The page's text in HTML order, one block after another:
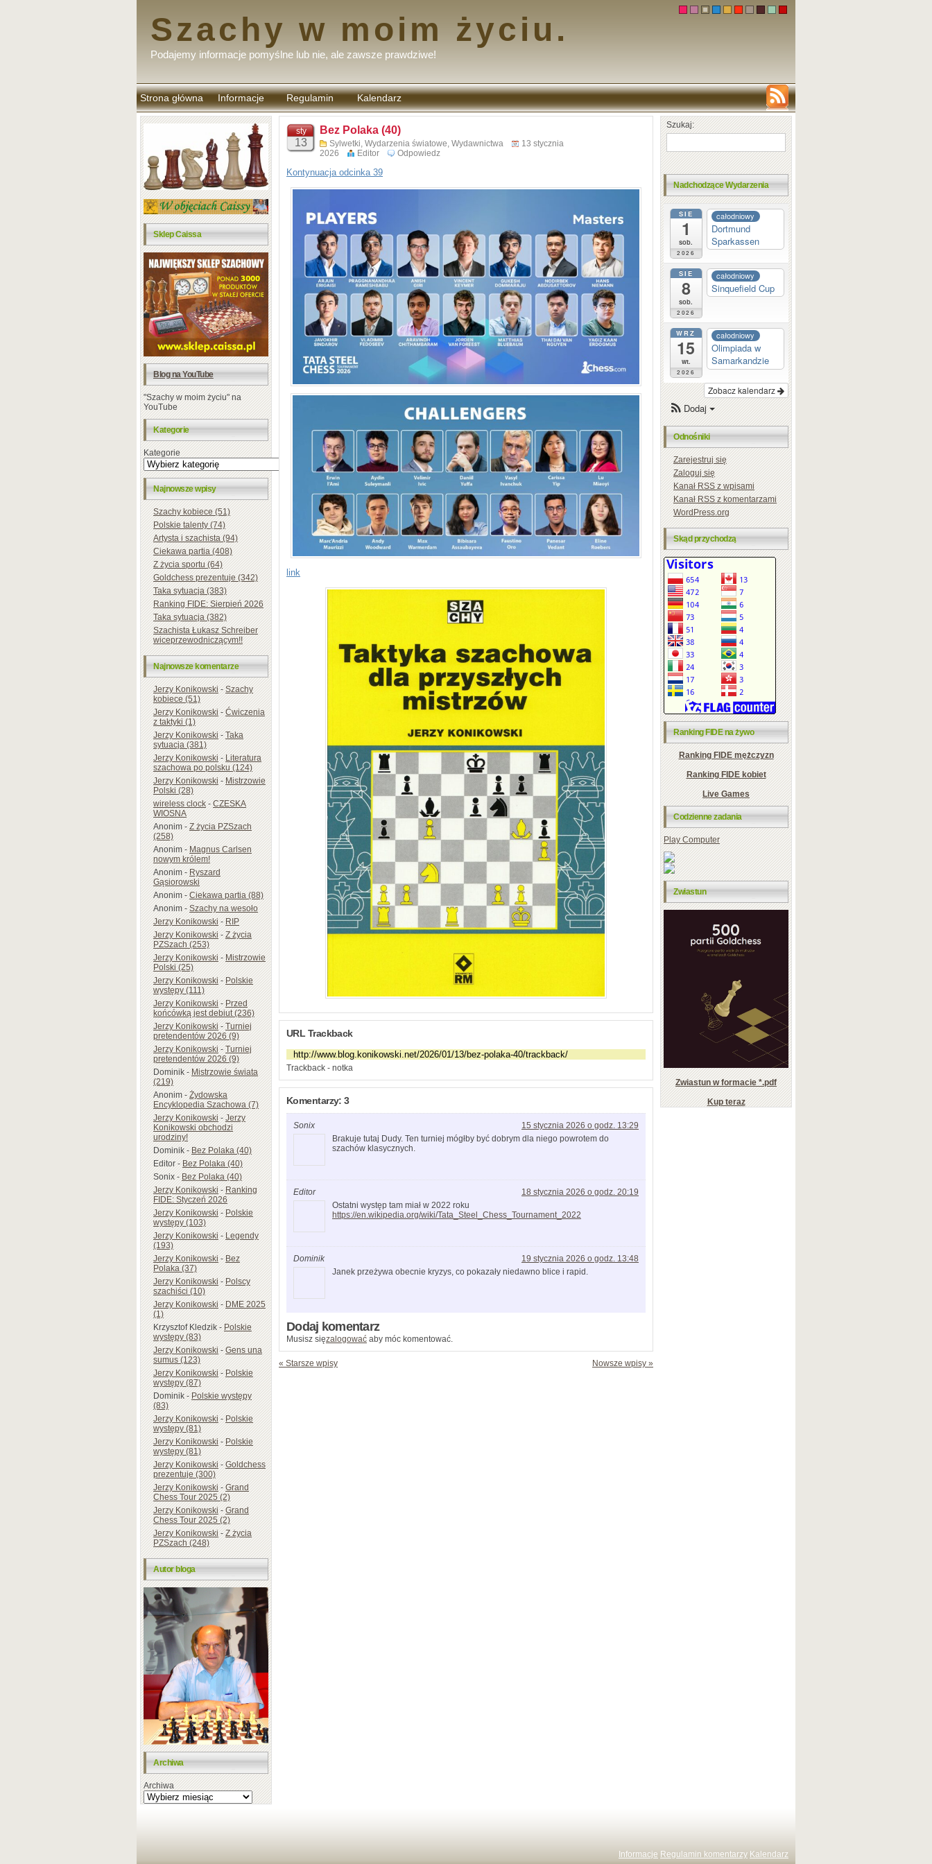
Szachy w moim życiu.
Podajemy informacje pomyślne lub nie, ale zawsze prawdziwe!
Strona główna Informacje Regulamin
komentarzy
Kalendarz
Sklep Caissa
Blog na YouTube
"Szachy w moim życiu" na
YouTube
Kategorie
Kategorie
Najnowsze wpisy
Szachy kobiece (51)
Polskie talenty (74)
Artysta i szachista (94)
Ciekawa partia (408)
Z życia sportu (64)
Goldchess prezentuje (342)
Taka sytuacja (383)
Ranking FIDE: Sierpień 2026
Taka sytuacja (382)
Szachista Łukasz Schreiber
wiceprzewodniczącym!!
Najnowsze komentarze
Jerzy Konikowski-Szachy
kobiece (51)
Jerzy Konikowski-Ćwiczenia
z taktyki (1)
Jerzy Konikowski-Taka
sytuacja (381)
Jerzy Konikowski-Literatura
szachowa po polsku (124)
Jerzy Konikowski-Mistrzowie
Polski (28)
wireless clock-CZESKA
WIOSNA
Anonim-Z życia PZSzach
(258)
Anonim-Magnus Carlsen
nowym królem!
Anonim-Ryszard
Gąsiorowski
Anonim-Ciekawa partia (88)
Anonim-Szachy na wesoło
Jerzy Konikowski-RIP
Jerzy Konikowski-Z życia
PZSzach (253)
Jerzy Konikowski-Mistrzowie
Polski (25)
Jerzy Konikowski-Polskie
występy (111)
Jerzy Konikowski-Przed
końcówką jest debiut (236)
Jerzy Konikowski-Turniej
pretendentów 2026 (9)
Jerzy Konikowski-Turniej
pretendentów 2026 (9)
Dominik-Mistrzowie świata
(219)
Anonim-Żydowska
Encyklopedia Szachowa (7)
Jerzy Konikowski-Jerzy
Konikowski obchodzi
urodziny!
Dominik-Bez Polaka (40)
Editor-Bez Polaka (40)
Sonix-Bez Polaka (40)
Jerzy Konikowski-Ranking
FIDE: Styczeń 2026
Jerzy Konikowski-Polskie
występy (103)
Jerzy Konikowski-Legendy
(193)
Jerzy Konikowski-Bez
Polaka (37)
Jerzy Konikowski-Polscy
szachiści (10)
Jerzy Konikowski-DME 2025
(1)
Krzysztof Kledzik-Polskie
występy (83)
Jerzy Konikowski-Gens una
sumus (123)
Jerzy Konikowski-Polskie
występy (87)
Dominik-Polskie występy
(83)
Jerzy Konikowski-Polskie
występy (81)
Jerzy Konikowski-Polskie
występy (81)
Jerzy Konikowski-Goldchess
prezentuje (300)
Jerzy Konikowski-Grand
Chess Tour 2025 (2)
Jerzy Konikowski-Grand
Chess Tour 2025 (2)
Jerzy Konikowski-Z życia
PZSzach (248)
Autor bloga
Archiwa
Archiwa
sty
13
Bez Polaka (40)
Sylwetki, Wydarzenia światowe, Wydawnictwa
13 stycznia
2026
Editor Odpowiedz
Kontynuacja odcinka 39
link
URL Trackback
Trackback - notka
Komentarzy: 3
Sonix
15 stycznia 2026 o godz. 13:29
Brakuje tutaj Dudy. Ten turniej mógłby być dobrym dla niego powrotem do
szachów klasycznych.
Editor
18 stycznia 2026 o godz. 20:19
Ostatni występ tam miał w 2022 roku
https://en.wikipedia.org/wiki/Tata_Steel_Chess_Tournament_2022
Dominik
19 stycznia 2026 o godz. 13:48
Janek przeżywa obecnie kryzys, co pokazały niedawno blice i rapid.
Dodaj komentarz
Musisz sięzalogować aby móc komentować.
« Starsze wpisy Nowsze wpisy »
Szukaj:
Nadchodzące Wydarzenia
SIE
1
sob.
2026
całodniowy
Dortmund
Sparkassen
SIE
8
sob.
2026
całodniowy
Sinquefield Cup
WRZ
15
wt.
2026
całodniowy
Olimpiada w
Samarkandzie
Zobacz kalendarz
Dodaj
Odnośniki
Zarejestruj się
Zaloguj się
KanałRSSz wpisami
KanałRSSz komentarzami
WordPress.org
Skąd przychodzą
Ranking FIDE na żywo
Ranking FIDE mężczyzn
Ranking FIDE kobiet
Live Games
Codzienne zadania
Play Computer
Zwiastun
Zwiastun w formacie *.pdf
Kup teraz
Informacje Regulamin komentarzy Kalendarz